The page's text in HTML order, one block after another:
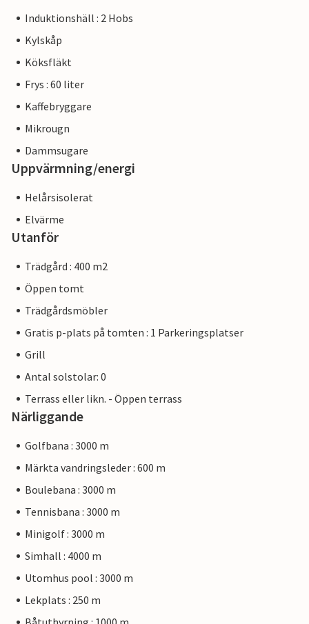
Induktionshäll : 2 Hobs
Kylskåp
Köksfläkt
Frys : 60 liter
Kaffebryggare
Mikrougn
Dammsugare
Uppvärmning/energi
Helårsisolerat
Elvärme
Utanför
Trädgård : 400 m2
Öppen tomt
Trädgårdsmöbler
Gratis p-plats på tomten : 1 Parkeringsplatser
Grill
Antal solstolar: 0
Terrass eller likn. - Öppen terrass
Närliggande
Golfbana : 3000 m
Märkta vandringsleder : 600 m
Boulebana : 3000 m
Tennisbana : 3000 m
Minigolf : 3000 m
Simhall : 4000 m
Utomhus pool : 3000 m
Lekplats : 250 m